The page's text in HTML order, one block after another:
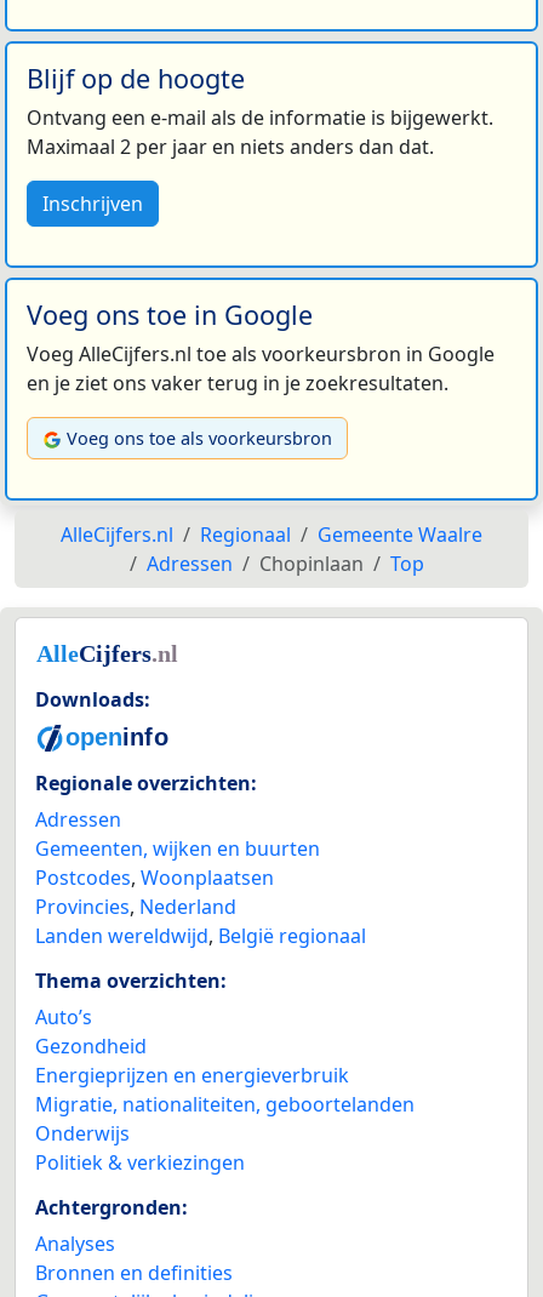
Blijf op de hoogte
Ontvang een e-mail als de informatie is bijgewerkt.
Maximaal 2 per jaar en niets anders dan dat.
Inschrijven
Voeg ons toe in Google
Voeg AlleCijfers.nl toe als voorkeursbron in Google
en je ziet ons vaker terug in je zoekresultaten.
Voeg ons toe als voorkeursbron
AlleCijfers.nl Regionaal
Gemeente Waalre
Adressen
Chopinlaan Top
Downloads:
Regionale overzichten:
Adressen
Gemeenten, wijken en buurten
Postcodes, Woonplaatsen
Provincies, Nederland
Landen wereldwijd, België regionaal
Thema overzichten:
Auto’s
Gezondheid
Energieprijzen en energieverbruik
Migratie, nationaliteiten, geboortelanden
Onderwijs
Politiek & verkiezingen
Achtergronden:
Analyses
Bronnen en definities